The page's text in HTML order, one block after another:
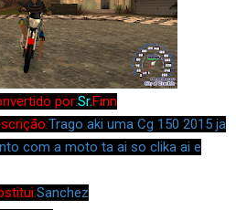
por:Sr.Finn
Trago aki uma Cg 150 2015 ja
com a moto ta ai so clika ai e
Sanchez